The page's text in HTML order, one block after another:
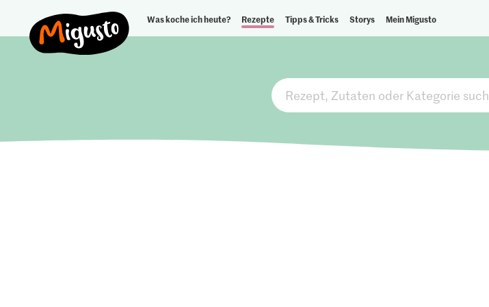
Was koche ich heute? Rezepte Tipps & Tricks Storys Mein Migusto